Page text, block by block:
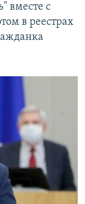
вместе с
в реестрах